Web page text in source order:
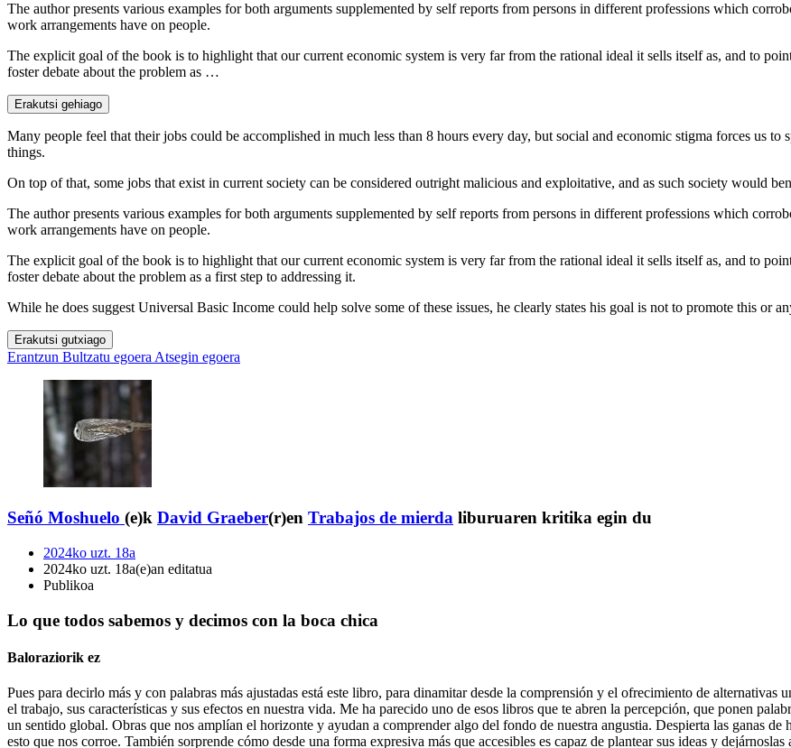
The author presents various examples for both arguments supplemented by self reports from persons in different professions which
work arrangements have on people.
The explicit goal of the book is to highlight that our current economic system is very far from the rational ideal it sells itself as, and to
foster debate about the problem as …
Erakutsi gehiago
Many people feel that their jobs could be accomplished in much less than 8 hours every day, but social and economic stigma forces us
things.
On top of that, some jobs that exist in current society can be considered outright malicious and exploitative, and as such society would
The author presents various examples for both arguments supplemented by self reports from persons in different professions which
work arrangements have on people.
The explicit goal of the book is to highlight that our current economic system is very far from the rational ideal it sells itself as, and to
foster debate about the problem as a first step to addressing it.
While he does suggest Universal Basic Income could help solve some of these issues, he clearly states his goal is not to promote this or
Erakutsi gutxiago
Erantzun Bultzatu egoera Atsegin egoera
Señó Moshuelo (e)k David Graeber(r)en Trabajos de mierda liburuaren kritika egin du
2024ko uzt. 18a
2024ko uzt. 18a(e)an editatua
Publikoa
Lo que todos sabemos y decimos con la boca chica
Baloraziorik ez
Pues para decirlo más y con palabras más ajustadas está este libro, para dinamitar desde la comprensión y el ofrecimiento de alternativas
el trabajo, sus características y sus efectos en nuestra vida. Me ha parecido uno de esos libros que te abren la percepción, que ponen
un sentido global. Obras que nos amplían el horizonte y ayudan a comprender algo del fondo de nuestra angustia. Despierta las ganas de
esto que nos corroe. También sorprende cómo desde una forma expresiva más que accesibles es capaz de plantear sus ideas y